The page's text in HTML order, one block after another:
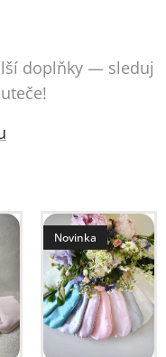
doplňky — sleduj
🎀
Novinka